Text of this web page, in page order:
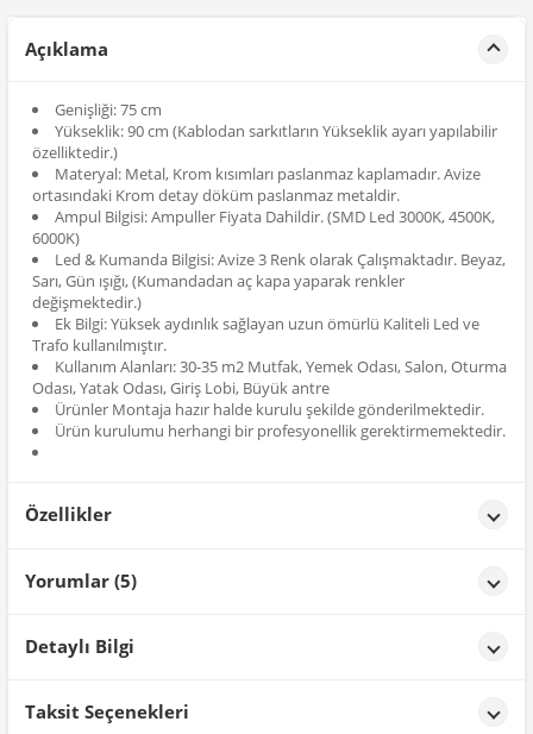
Açıklama
Genişliği: 75 cm
Yükseklik: 90 cm (Kablodan sarkıtların Yükseklik ayarı yapılabilir
özelliktedir.)
Materyal: Metal, Krom kısımları paslanmaz kaplamadır. Avize
ortasındaki Krom detay döküm paslanmaz metaldir.
Ampul Bilgisi: Ampuller Fiyata Dahildir. (SMD Led 3000K, 4500K,
6000K)
Led & Kumanda Bilgisi: Avize 3 Renk olarak Çalışmaktadır. Beyaz,
Sarı, Gün ışığı, (Kumandadan aç kapa yaparak renkler
değişmektedir.)
Ek Bilgi: Yüksek aydınlık sağlayan uzun ömürlü Kaliteli Led ve
Trafo kullanılmıştır.
Kullanım Alanları: 30-35 m2 Mutfak, Yemek Odası, Salon, Oturma
Odası, Yatak Odası, Giriş Lobi, Büyük antre
Ürünler Montaja hazır halde kurulu şekilde gönderilmektedir.
Ürün kurulumu herhangi bir profesyonellik gerektirmemektedir.
Özellikler
Yorumlar (5)
da çok ilgili ve professional!
Detaylı Bilgi
Ürün Detayları;
Taksit Seçenekleri